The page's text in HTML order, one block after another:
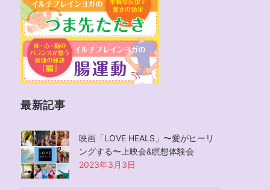
最新記事
映画「LOVE HEALS」〜愛がヒーリ
ングする〜上映会&瞑想体験会
2023年3月3日